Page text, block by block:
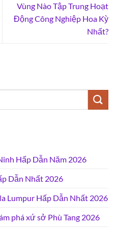
Vùng Nào Tập Trung Hoạt
Động Công Nghiệp Hoa Kỳ
Nhất?
Hấp Dẫn Năm 2026
Dẫn Nhất 2026
Lumpur Hấp Dẫn Nhất 2026
phá xứ sở Phù Tang 2026